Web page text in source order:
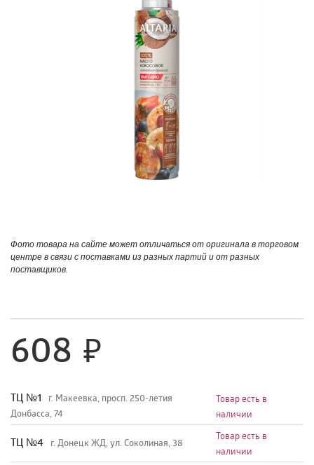
Фото товара на сайте может отличаться от оригинала в торговом
центре в связи с поставками из разных партий и от разных
поставщиков.
608
TЦ №1
г. Макеевка, просп. 250-летия
Донбасса, 74
Товар есть в
наличии
TЦ №4 г. Донецк ЖД, ул. Соколиная, 38
Товар есть в
наличии